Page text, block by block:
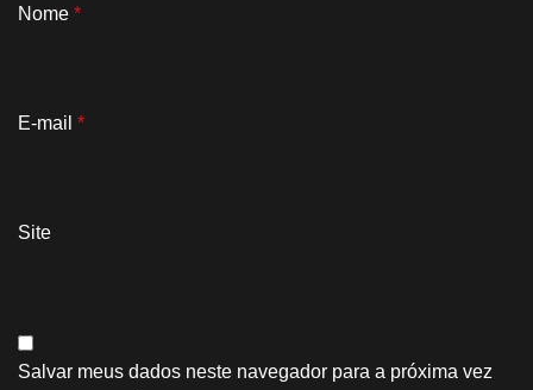
Nome *
E-mail *
Site
Salvar meus dados neste navegador para a próxima vez